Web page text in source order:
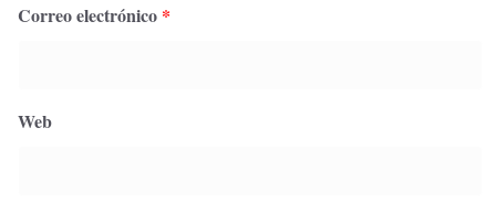
Correo electrónico *
Web